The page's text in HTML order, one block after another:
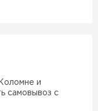
и
самовывоз с